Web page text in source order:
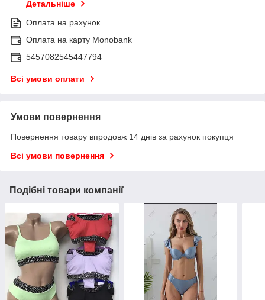
Детальніше
Оплата на рахунок
Оплата на карту Monobank
5457082545447794
Всі умови оплати
Умови повернення
Повернення товару впродовж 14 днів за рахунок покупця
Всі умови повернення
Подібні товари компанії